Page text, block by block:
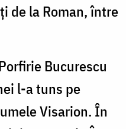
de la Roman, între
Bucurescu
l-a tuns pe
Visarion. În